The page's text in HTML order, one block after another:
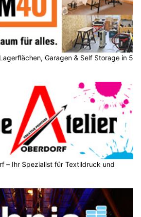
Garagen & Self Storage in 5
– Ihr Spezialist für Textildruck und